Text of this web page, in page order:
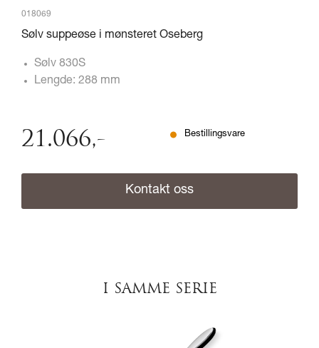
018069
Sølv suppeøse i mønsteret Oseberg
Sølv 830S
Lengde: 288 mm
21.066,- Bestillingsvare
Kontakt oss
I SAMME SERIE